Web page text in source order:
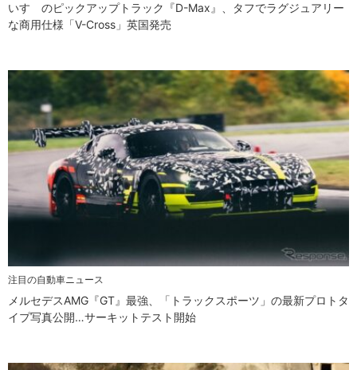
いすゞのピックアップトラック『D-Max』、タフでラグジュアリー
な商用仕様「V-Cross」英国発売
注目の自動車ニュース
メルセデスAMG『GT』最強、「トラックスポーツ」の最新プロトタ
イプ写真公開…サーキットテスト開始